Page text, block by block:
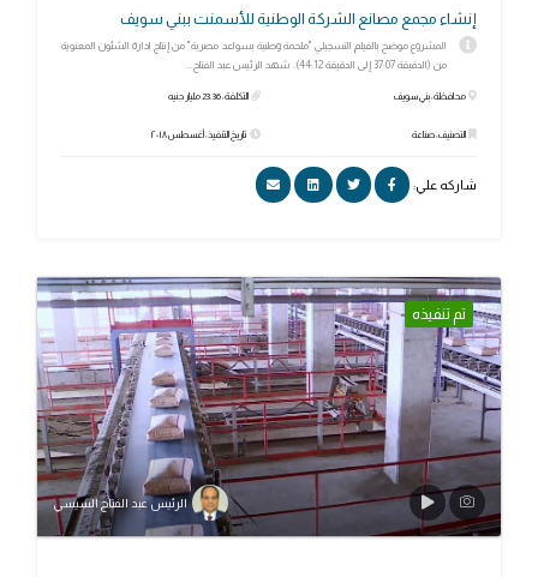
إنشاء مجمع مصانع الشركة الوطنية للأسمنت ببني سويف
المشروع موضح بالفيلم التسجيلي "ملحمة وطنية بسواعد مصرية" من إنتاج ادارة الشئون المعنوية
من (الدقيقة 37:07 إلى الدقيقة 44:12). شهد الرئيس عبد الفتاح...
محافظة: بني سويف
التصنيف: صناعة
التكلفة: 23.36 مليار جنيه
تاريخ التنفيذ: أغسطس ٢٠١٨
شاركه علي:
تم تنفيذه
الرئيس عبد الفتاح السيسي